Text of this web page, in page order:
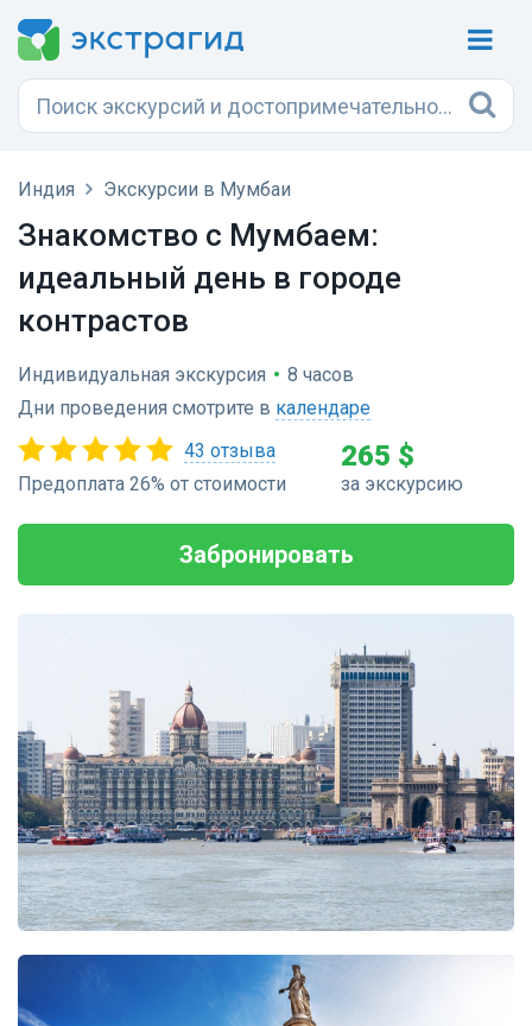
Индия Экскурсии в Мумбаи
Знакомство с Мумбаем:
идеальный день в городе
контрастов
Индивидуальная экскурсия • 8 часов
Дни проведения смотрите в календаре
43 отзыва
Предоплата 26% от стоимости
265 $
за экскурсию
Забронировать